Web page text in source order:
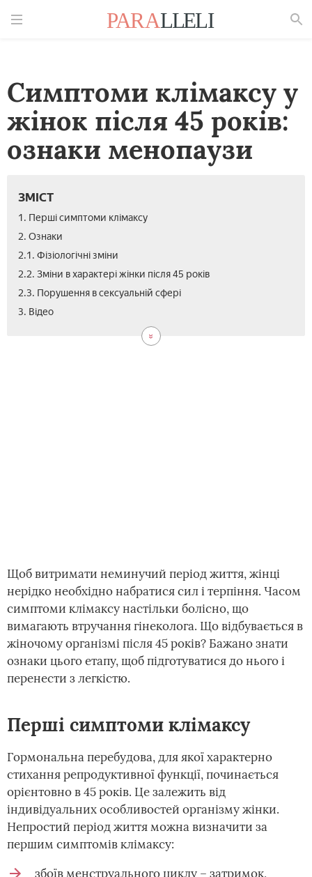
Симптоми клімаксу у
жінок після 45 років:
ознаки менопаузи
ЗМІСТ
1. Перші симптоми клімаксу
2. Ознаки
2.1. Фізіологічні зміни
2.2. Зміни в характері жінки після 45 років
2.3. Порушення в сексуальній сфері
3. Відео
Щоб витримати неминучий період життя, жінці
нерідко необхідно набратися сил і терпіння. Часом
симптоми клімаксу настільки болісно, що
вимагають втручання гінеколога. Що відбувається в
жіночому організмі після 45 років? Бажано знати
ознаки цього етапу, щоб підготуватися до нього і
перенести з легкістю.
Перші симптоми клімаксу
Гормональна перебудова, для якої характерно
стихання репродуктивної функції, починається
орієнтовно в 45 років. Це залежить від
індивідуальних особливостей організму жінки.
Непростий період життя можна визначити за
першим симптомів клімаксу:
збоїв менструального циклу – затримок,